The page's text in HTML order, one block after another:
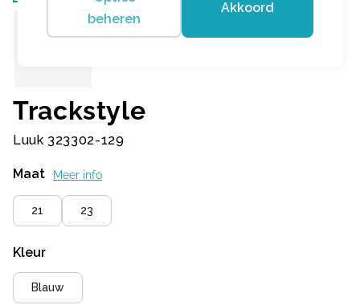
Trackstyle
Luuk 323302-129
Kleur
Blauw
Maat Meer info
21 23
beheren
Akkoord